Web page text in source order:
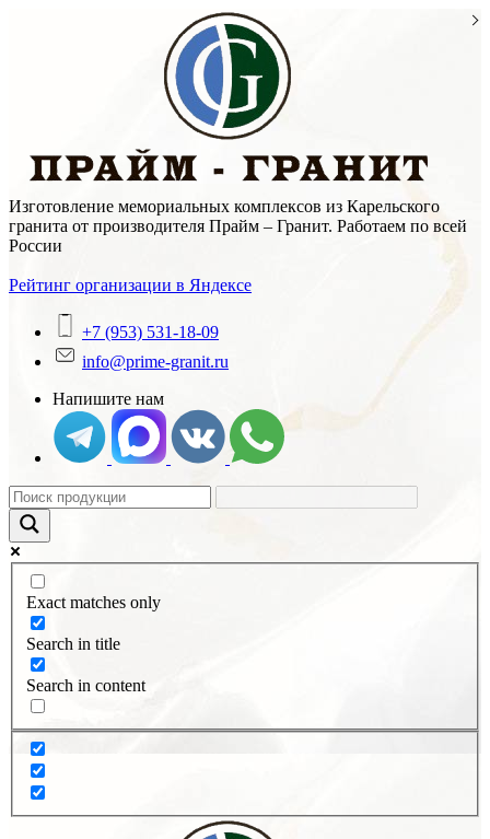
Изготовление мемориальных комплексов из Карельского
гранита от производителя Прайм – Гранит. Работаем по всей
России
Рейтинг организации в Яндексе
+7 (953) 531-18-09
info@prime-granit.ru
Напишите нам
Exact matches only
Search in title
Search in content